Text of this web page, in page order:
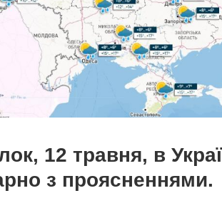
12 травня, в
з проясненнями.